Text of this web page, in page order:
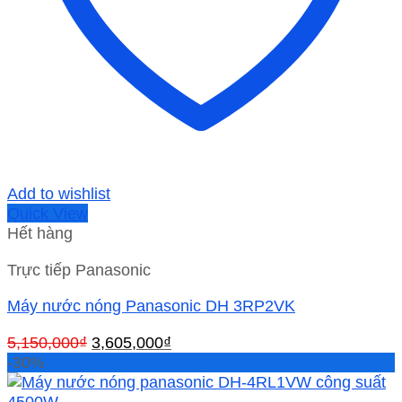
Add to wishlist
Quick View
Hết hàng
Trực tiếp Panasonic
Máy nước nóng Panasonic DH 3RP2VK
5,150,000₫ Giá
là:
3,605,000₫
tại
-30%